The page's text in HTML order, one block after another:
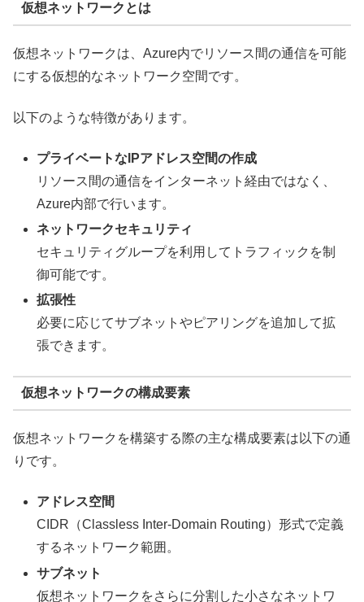
仮想ネットワークとは
仮想ネットワークは、Azure内でリソース間の通信を可能
にする仮想的なネットワーク空間です。
以下のような特徴があります。
プライベートなIPアドレス空間の作成
リソース間の通信をインターネット経由ではなく、
Azure内部で行います。
ネットワークセキュリティ
セキュリティグループを利用してトラフィックを制
御可能です。
拡張性
必要に応じてサブネットやピアリングを追加して拡
張できます。
仮想ネットワークの構成要素
仮想ネットワークを構築する際の主な構成要素は以下の通
りです。
アドレス空間
CIDR（Classless Inter-Domain Routing）形式で定義
するネットワーク範囲。
サブネット
仮想ネットワークをさらに分割した小さなネットワ